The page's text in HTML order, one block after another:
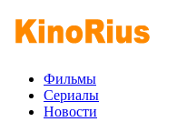
Фильмы
Сериалы
Новости